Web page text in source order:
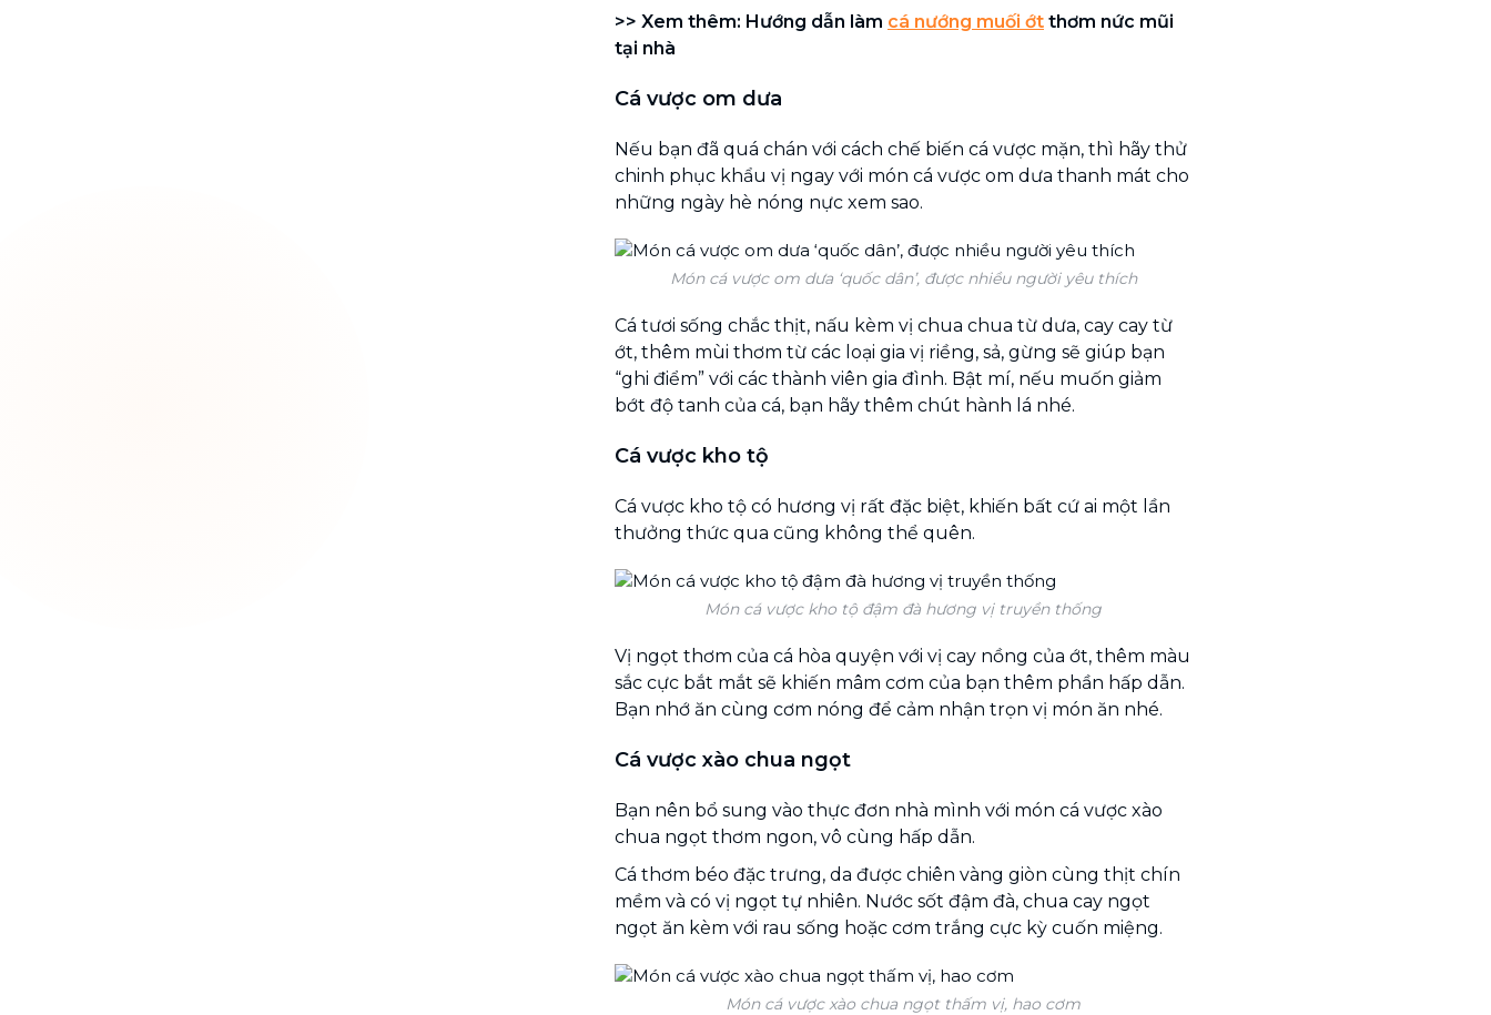
>> Xem thêm: Hướng dẫn làm cá nướng muối ớt thơm nức mũi
tại nhà
Cá vược om dưa
Nếu bạn đã quá chán với cách chế biến cá vược mặn, thì hãy thử
chinh phục khẩu vị ngay với món cá vược om dưa thanh mát cho
những ngày hè nóng nực xem sao.
Món cá vược om dưa ‘quốc dân’, được nhiều người yêu thích
Cá tươi sống chắc thịt, nấu kèm vị chua chua từ dưa, cay cay từ
ớt, thêm mùi thơm từ các loại gia vị riềng, sả, gừng sẽ giúp bạn
“ghi điểm” với các thành viên gia đình. Bật mí, nếu muốn giảm
bớt độ tanh của cá, bạn hãy thêm chút hành lá nhé.
Cá vược kho tộ
Cá vược kho tộ có hương vị rất đặc biệt, khiến bất cứ ai một lần
thưởng thức qua cũng không thể quên.
Món cá vược kho tộ đậm đà hương vị truyền thống
Vị ngọt thơm của cá hòa quyện với vị cay nồng của ớt, thêm màu
sắc cực bắt mắt sẽ khiến mâm cơm của bạn thêm phần hấp dẫn.
Bạn nhớ ăn cùng cơm nóng để cảm nhận trọn vị món ăn nhé.
Cá vược xào chua ngọt
Bạn nên bổ sung vào thực đơn nhà mình với món cá vược xào
chua ngọt thơm ngon, vô cùng hấp dẫn.
Cá thơm béo đặc trưng, da được chiên vàng giòn cùng thịt chín
mềm và có vị ngọt tự nhiên. Nước sốt đậm đà, chua cay ngọt
ngọt ăn kèm với rau sống hoặc cơm trắng cực kỳ cuốn miệng.
Món cá vược xào chua ngọt thấm vị, hao cơm